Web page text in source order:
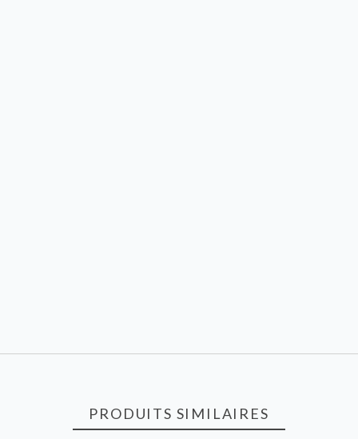
PRODUITS SIMILAIRES